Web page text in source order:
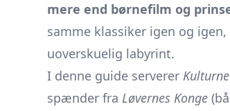
mere end børnefilm og
samme klassiker igen og
uoverskuelig labyrint.
I denne guide serverer
spænder fra Løvernes Konge